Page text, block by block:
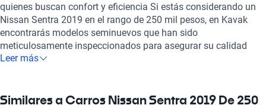
quienes buscan confort y eficiencia Si estás considerando un
Nissan Sentra 2019 en el rango de 250 mil pesos, en Kavak
encontrarás modelos seminuevos que han sido
meticulosamente inspeccionados para asegurar su calidad
mecánica y estética. Este sedán no solo destaca por su
potencia de 129 a 188 caballos de fuerza. Con una eficiencia
Leer más
Similares a Carros Nissan Sentra 2019 De 250